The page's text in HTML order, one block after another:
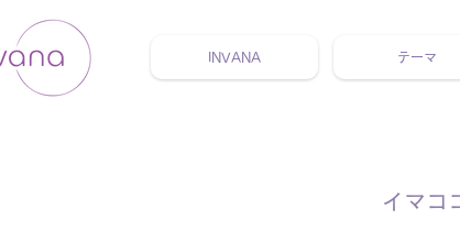
INVANA テーマ
イマコ